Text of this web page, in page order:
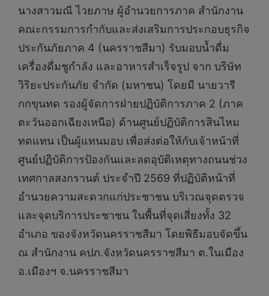
นางสาวมณี ไวยภาษ ผู้อำนวยการภาค สำนักงาน
คณะกรรมการกำกับและส่งเสริมการประกอบธุรกิจ
ประกันภัยภาค 4 (นครราชสีมา) รับมอบน้ำดื่ม
เครื่องดื่มชูกำลัง และอาหารสำเร็จรูป จาก บริษัท
วิริยะประกันภัย จำกัด (มหาชน) โดยมี นายวารี
กกขุนทด รองผู้จัดการฝ่ายปฏิบัติการภาค 2 (ภาค
ตะวันออกเฉียงเหนือ) ด้านศูนย์ปฏิบัติการสินไหม
ทดแทน เป็นผู้แทนมอบ เพื่อส่งต่อให้กับเจ้าหน้าที่
ศูนย์ปฏิบัติการป้องกันและลดอุบัติเหตุทางถนนช่วง
เทศกาลสงกรานต์ ประจำปี 2569 ที่ปฏิบัติหน้าที่
อำนวยความสะดวกแก่ประชาชน บริเวณจุดตรวจ
และจุดบริการประชาชน ในพื้นที่จุดเสี่ยงทั้ง 32
อำเภอ ของจังหวัดนครราชสีมา โดยพิธีมอบจัดขึ้น
ณ สำนักงาน คปภ.จังหวัดนครราชสีมา ต.ในเมือง
อ.เมืองฯ จ.นครราชสีมา